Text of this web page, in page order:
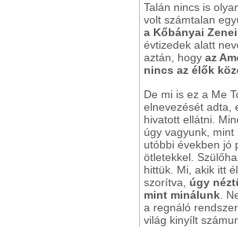
Talán nincs is
volt számtalan
a Kőbányai
évtizedek alatt
aztán, hogy az
nincs az élők
De mi is ez a Me
elnevezését adta,
hivatott ellátni.
úgy vagyunk,
utóbbi években jó
ötletekkel.
hittük. Mi, akik itt
szorítva, úgy
mint minálunk .
a regnáló
világ kinyílt